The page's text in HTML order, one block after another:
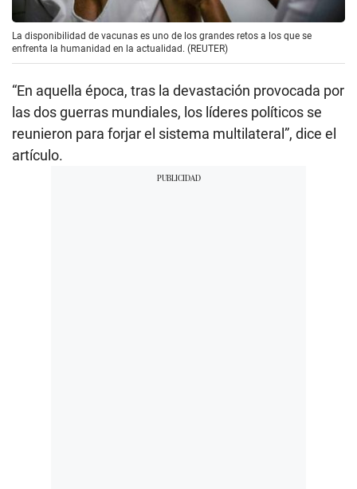
La disponibilidad de vacunas es uno de los grandes retos a los que se
enfrenta la humanidad en la actualidad. (REUTER)
“En aquella época, tras la devastación provocada por
las dos guerras mundiales, los líderes políticos se
reunieron para forjar el sistema multilateral”, dice el
artículo.